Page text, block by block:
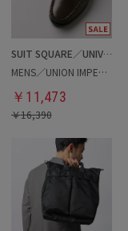
SUIT SQUARE／UNIVERSAL LANGUAGE
MENS／UNION IMPERIAL監修／コインローファー
￥ 11,473
￥16,390